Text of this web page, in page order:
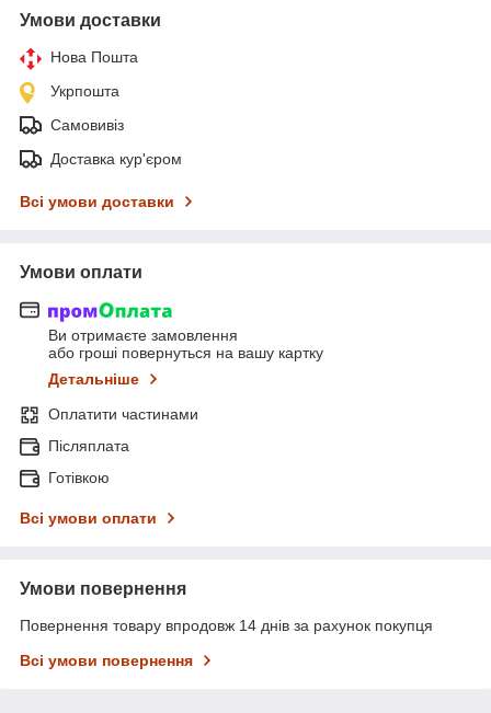
Умови доставки
Нова Пошта
Укрпошта
Самовивіз
Доставка кур'єром
Всі умови доставки
Умови оплати
Ви отримаєте замовлення
або гроші повернуться на вашу картку
Детальніше
Оплатити частинами
Післяплата
Готівкою
Всі умови оплати
Умови повернення
Повернення товару впродовж 14 днів за рахунок покупця
Всі умови повернення